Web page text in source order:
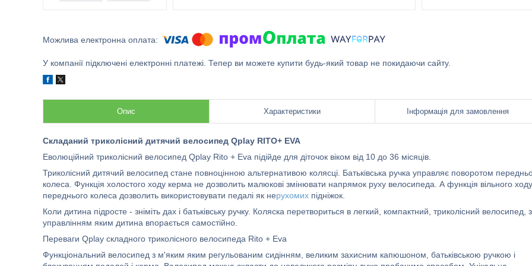
У компанії підключені електронні платежі. Тепер ви можете купити будь-який товар не покидаючи сайту.
Опис Характеристики Інформація для замовлення
Складаний триколісний дитячий велосипед Qplay RITO+ EVA
Еволюційний триколісний велосипед Qplay Rito + Eva підійде для діточок віком від 10 до 36 місяців.
Триколісний дитячий велосипед стане повноцінною альтернативою колясці. Батьківська ручка управляє поворотом
колеса. Функція холостого ходу керма не дозволить малюкові змінювати напрямок руху велосипеда. А функція вільного ходу
переднього колеса дозволить використовувати педалі як нерухомих підніжок.
Коли дитина підросте - зніміть дах і батьківську ручку. Коляска перетвориться в легкий, компактний, триколісний велосипед, з
управлінням яким дитина впорається самостійно.
Переваги Qplay складного триколісного велосипеда Rito + Eva
Функціональний велосипед з м'яким яким регульованим сидінням, великим захисним капюшоном, батьківською ручкою і